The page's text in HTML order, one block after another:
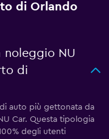
di Orlando
NU
di
auto più gettonata da
Car. Questa tipologia
degli utenti